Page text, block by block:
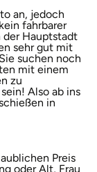
an, jedoch
fahrbarer
der Hauptstadt
sehr gut mit
suchen noch
mit einem
zu
Also ab ins
in
Preis
oder Alt, Frau